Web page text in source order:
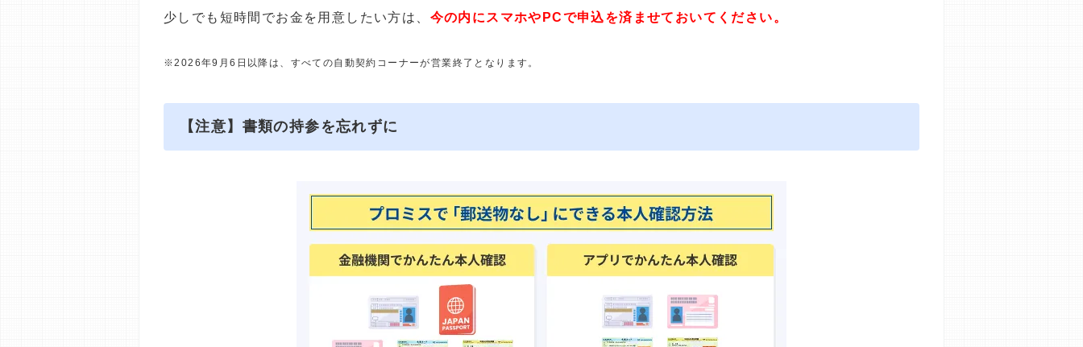
少しでも短時間でお金を用意したい方は、 今の内にスマホやPCで申込を済ませておいてください。
※2026年9月6日以降は、すべての自動契約コーナーが営業終了となります。
【注意】書類の持参を忘れずに